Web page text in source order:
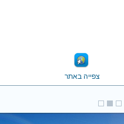
צפייה באתר